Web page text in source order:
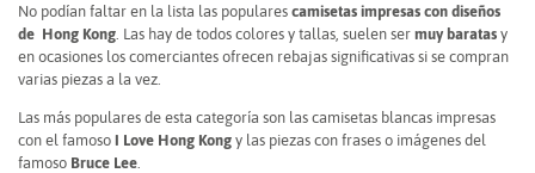
No podían faltar en la lista las populares camisetas impresas con diseños
de Hong Kong . Las hay de todos colores y tallas, suelen ser muy baratas y
en ocasiones los comerciantes ofrecen rebajas significativas si se compran
varias piezas a la vez.
Las más populares de esta categoría son las camisetas blancas impresas
con el famoso I Love Hong Kong y las piezas con frases o imágenes del
famoso Bruce Lee